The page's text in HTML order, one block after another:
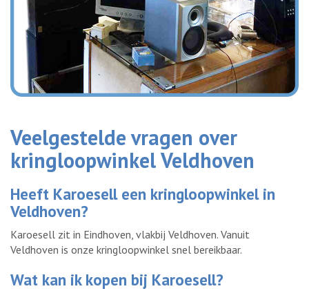
Veelgestelde vragen over
kringloopwinkel Veldhoven
Heeft Karoesell een kringloopwinkel in
Veldhoven?
Karoesell zit in Eindhoven, vlakbij Veldhoven. Vanuit
Veldhoven is onze kringloopwinkel snel bereikbaar.
Wat kan ik kopen bij Karoesell?